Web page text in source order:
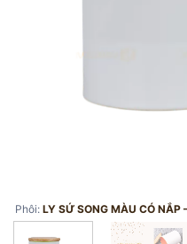
Phôi: LY SỨ SONG MÀU CÓ